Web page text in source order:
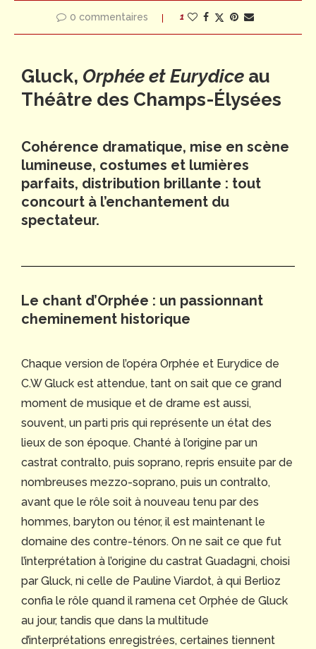
0 commentaires 1
Gluck, Orphée et Eurydice au
Théâtre des Champs-Élysées
Cohérence dramatique, mise en scène
lumineuse, costumes et lumières
parfaits, distribution brillante : tout
concourt à l’enchantement du
spectateur.
Le chant d’Orphée : un passionnant
cheminement historique
Chaque version de l’opéra Orphée et Eurydice de
C.W Gluck est attendue, tant on sait que ce grand
moment de musique et de drame est aussi,
souvent, un parti pris qui représente un état des
lieux de son époque. Chanté à l’origine par un
castrat contralto, puis soprano, repris ensuite par de
nombreuses mezzo-soprano, puis un contralto,
avant que le rôle soit à nouveau tenu par des
hommes, baryton ou ténor, il est maintenant le
domaine des contre-ténors. On ne sait ce que fut
l’interprétation à l’origine du castrat Guadagni, choisi
par Gluck, ni celle de Pauline Viardot, à qui Berlioz
confia le rôle quand il ramena cet Orphée de Gluck
au jour, tandis que dans la multitude
d’interprétations enregistrées, certaines tiennent